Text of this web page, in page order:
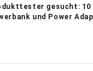
gesucht: 10
und Power